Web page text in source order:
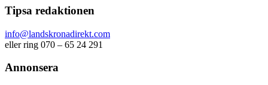
Tipsa redaktionen
info@landskronadirekt.com
eller ring 070 – 65 24 291
Annonsera